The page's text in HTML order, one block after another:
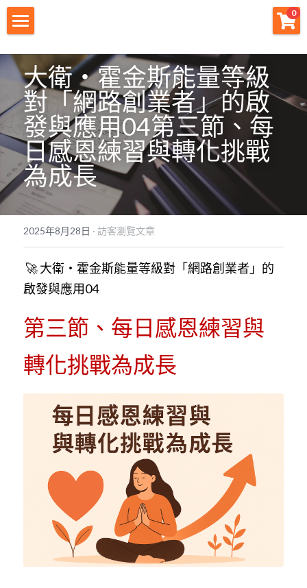
0
財神宗旨
創業痛點
團隊資源
註冊會員
最新消息
創業商城
大衛・霍金斯能量等級
對「網路創業者」的啟
發與應用04第三節、每
日感恩練習與轉化挑戰
為成長
2025年8月28日 · 訪客瀏覽文章
🚀 大衛・霍金斯能量等級對「網路創業者」的
啟發與應用04
第三節、每日感恩練習與
轉化挑戰為成長
×
所有商品分類